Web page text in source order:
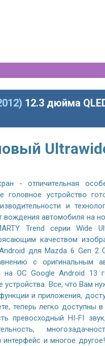
12.3 дюйма QLED
- отличительная
головное устройство
и
автомобиля на
Trend серии Wide
качеством
для Mazda 6 Gen 2
с оригинальным
на ОС Google Android 13
Все, что Вам
и приложения,
теперь легко доступны в
превосходный HI-FI
интерфейс и многое